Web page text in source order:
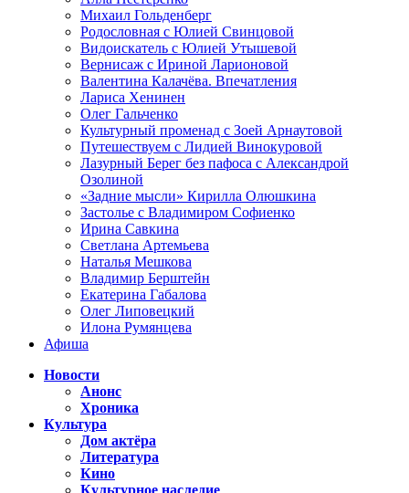
Михаил Гольденберг
Родословная с Юлией Свинцовой
Видоискатель с Юлией Утышевой
Вернисаж с Ириной Ларионовой
Валентина Калачёва. Впечатления
Лариса Хенинен
Олег Гальченко
Культурный променад с Зоей Арнаутовой
Путешествуем с Лидией Винокуровой
Лазурный Берег без пафоса с Александрой
Озолиной
«Задние мысли» Кирилла Олюшкина
Застолье с Владимиром Софиенко
Ирина Савкина
Светлана Артемьева
Наталья Мешкова
Владимир Берштейн
Екатерина Габалова
Олег Липовецкий
Илона Румянцева
Афиша
Новости
Анонс
Хроника
Культура
Дом актёра
Литература
Кино